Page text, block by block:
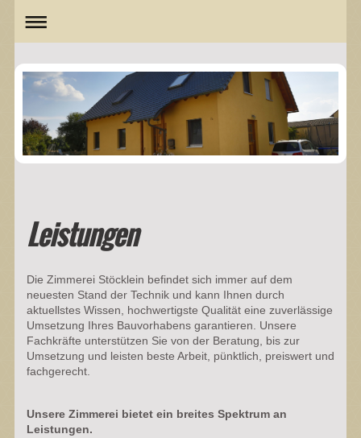
Leistungen
Die Zimmerei Stöcklein befindet sich immer auf dem
neuesten Stand der Technik und kann Ihnen durch
aktuellstes Wissen, hochwertigste Qualität eine zuverlässige
Umsetzung Ihres Bauvorhabens garantieren. Unsere
Fachkräfte unterstützen Sie von der Beratung, bis zur
Umsetzung und leisten beste Arbeit, pünktlich, preiswert und
fachgerecht.
Unsere Zimmerei bietet ein breites Spektrum an
Leistungen.